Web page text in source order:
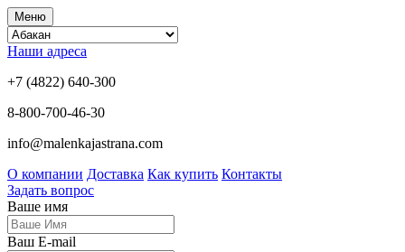
Меню
Наши адреса
+7 (4822) 640-300
8-800-700-46-30
info@malenkajastrana.com
О компании Доставка Как купить Контакты
Задать вопрос
Ваше имя
Ваш E-mail